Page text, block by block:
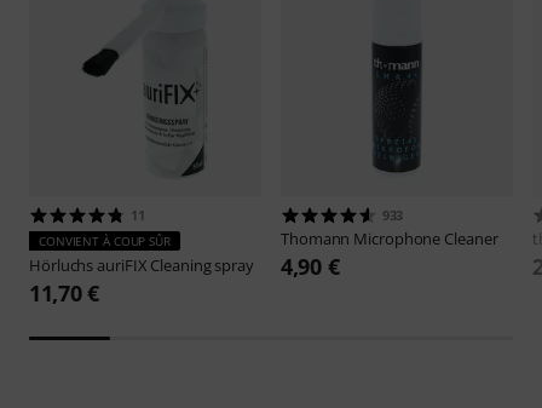
11
CONVIENT À COUP SÛR
Hörluchs auriFIX Cleaning spray
11,70 €
933
Thomann Microphone Cleaner
4,90 €